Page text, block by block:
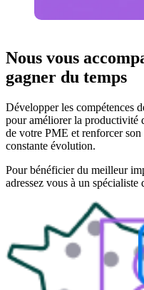
Nous vous
gagner du temps
Développer les compétences
pour améliorer la productivité
de votre PME et renforcer
constante évolution.
Pour bénéficier du meilleur
adressez vous à un